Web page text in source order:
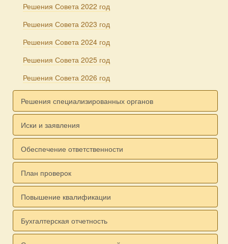
Решения Совета 2022 год
Решения Совета 2023 год
Решения Совета 2024 год
Решения Совета 2025 год
Решения Совета 2026 год
Решения специализированных органов
Иски и заявления
Обеспечение ответственности
План проверок
Повышение квалификации
Бухгалтерская отчетность